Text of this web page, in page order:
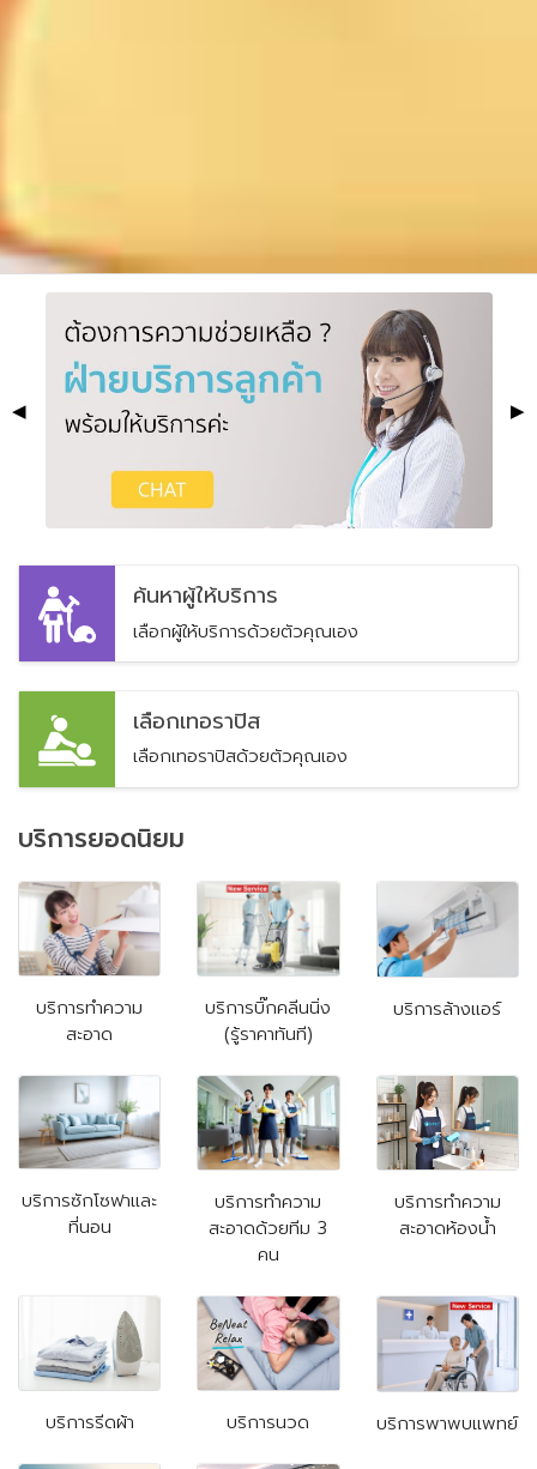
◀ ▶
ค้นหาผู้ให้บริการ
เลือกผู้ให้บริการด้วยตัวคุณเอง
เลือกเทอราปิส
เลือกเทอราปิสด้วยตัวคุณเอง
บริการยอดนิยม
บริการทำความ
สะอาด
บริการบิ๊กคลีนนิ่ง
(รู้ราคาทันที)
บริการล้างแอร์
บริการซักโซฟาและ
ที่นอน
บริการทำความ
สะอาดด้วยทีม 3
คน
บริการทำความ
สะอาดห้องน้ำ
บริการรีดผ้า บริการนวด บริการพาพบแพทย์